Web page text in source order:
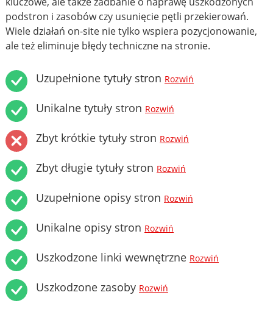
podstron i zasobów czy usunięcie pętli przekierowań.
Wiele działań on-site nie tylko wspiera pozycjonowanie,
ale też eliminuje błędy techniczne na stronie.
Uzupełnione tytuły stron Rozwiń
Unikalne tytuły stron Rozwiń
Zbyt krótkie tytuły stron Rozwiń
Zbyt długie tytuły stron Rozwiń
Uzupełnione opisy stron Rozwiń
Unikalne opisy stron Rozwiń
Uszkodzone linki wewnętrzne Rozwiń
Uszkodzone zasoby Rozwiń